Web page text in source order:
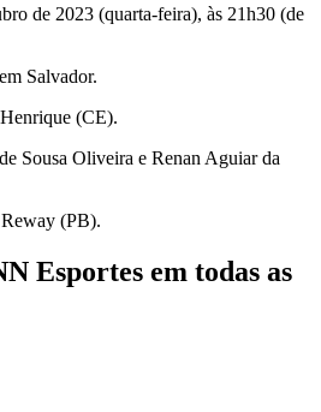
de 2023 (quarta-feira), às 21h30 (de
Salvador.
(CE).
Sousa Oliveira e Renan Aguiar da
(PB).
Esportes em todas as